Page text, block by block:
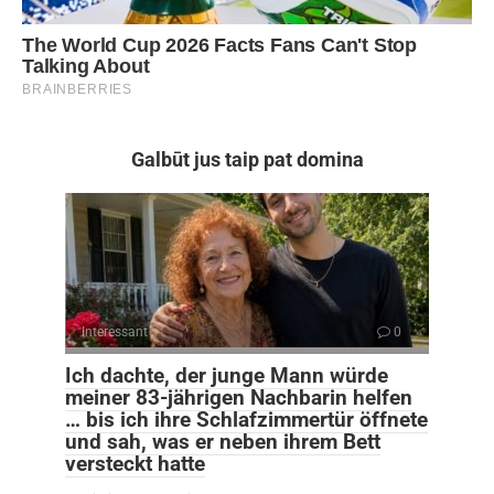
Galbūt jus taip pat domina
Interessant 0
Ich dachte, der junge Mann würde
meiner 83-jährigen Nachbarin helfen
… bis ich ihre Schlafzimmertür öffnete
und sah, was er neben ihrem Bett
versteckt hatte